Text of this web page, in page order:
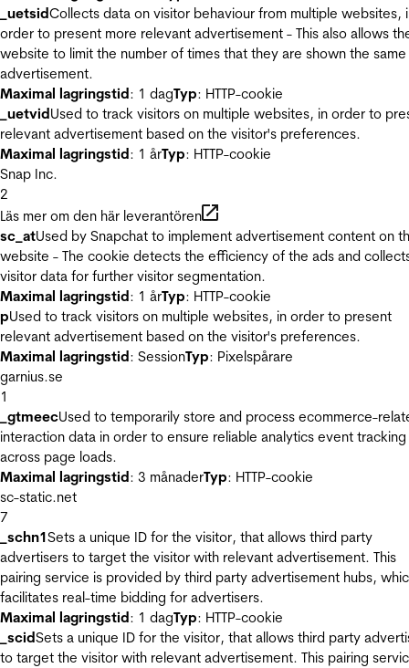
_uetsidCollects data on visitor behaviour from multiple websites,
order to present more relevant advertisement - This also allows
website to limit the number of times that they are shown the same
advertisement.
Maximal lagringstid: 1 dagTyp: HTTP-cookie
_uetvidUsed to track visitors on multiple websites, in order to
relevant advertisement based on the visitor's preferences.
Maximal lagringstid: 1 årTyp: HTTP-cookie
Snap Inc.
2
Läs mer om den här leverantören
sc_atUsed by Snapchat to implement advertisement content on
website - The cookie detects the efficiency of the ads and
visitor data for further visitor segmentation.
Maximal lagringstid: 1 årTyp: HTTP-cookie
pUsed to track visitors on multiple websites, in order to present
relevant advertisement based on the visitor's preferences.
Maximal lagringstid: SessionTyp: Pixelspårare
garnius.se
1
_gtmeecUsed to temporarily store and process ecommerce-
interaction data in order to ensure reliable analytics event tracking
across page loads.
Maximal lagringstid: 3 månaderTyp: HTTP-cookie
sc-static.net
7
_schn1Sets a unique ID for the visitor, that allows third party
advertisers to target the visitor with relevant advertisement. This
pairing service is provided by third party advertisement hubs,
facilitates real-time bidding for advertisers.
Maximal lagringstid: 1 dagTyp: HTTP-cookie
_scidSets a unique ID for the visitor, that allows third party
to target the visitor with relevant advertisement. This pairing